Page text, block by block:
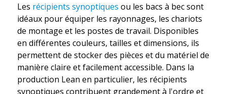
Les récipients synoptiques ou les bacs à bec sont
idéaux pour équiper les rayonnages, les chariots
de montage et les postes de travail. Disponibles
en différentes couleurs, tailles et dimensions, ils
permettent de stocker des pièces et du matériel de
manière claire et facilement accessible. Dans la
production Lean en particulier, les récipients
synoptiques contribuent grandement à l'ordre et